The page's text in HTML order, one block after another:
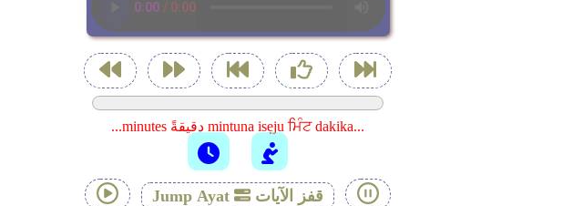
...minutes دقيقةً mintuna isẹju ਮਿੰਟ dakika...
Jump Ayat قفز الآيات